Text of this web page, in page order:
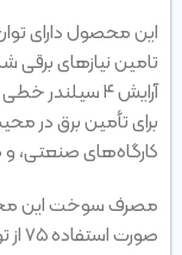
تامین نیازهای برقی
آرایش ۴
برای تأمین برق در
کارگاه‌های صنعتی،